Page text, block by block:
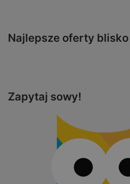
Najlepsze oferty
Zapytaj sowy!